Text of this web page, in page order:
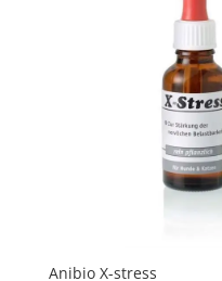
Anibio X-stress